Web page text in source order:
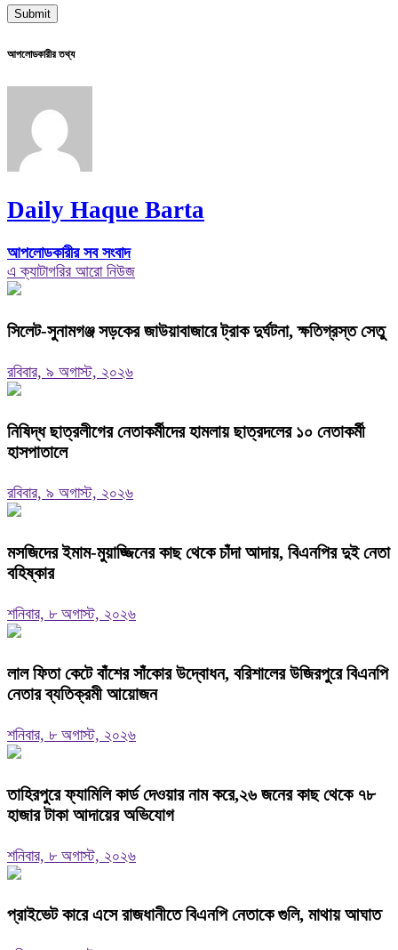
আপলোডকারীর তথ্য
Daily Haque Barta
আপলোডকারীর সব সংবাদ
এ ক্যাটাগরির আরো নিউজ
‎সিলেট-সুনামগঞ্জ সড়কের জাউয়াবাজারে ট্রাক দুর্ঘটনা, ক্ষতিগ্রস্ত সেতু
রবিবার, ৯ অগাস্ট, ২০২৬
নিষিদ্ধ ছাত্রলীগের নেতাকর্মীদের হামলায় ছাত্রদলের ১০ নেতাকর্মী
হাসপাতালে
রবিবার, ৯ অগাস্ট, ২০২৬
মসজিদের ইমাম-মুয়াজ্জিনের কাছ থেকে চাঁদা আদায়, বিএনপির দুই নেতা
বহিষ্কার
শনিবার, ৮ অগাস্ট, ২০২৬
‎লাল ফিতা কেটে বাঁশের সাঁকোর উদ্বোধন, বরিশালের উজিরপুরে বিএনপি
নেতার ব্যতিক্রমী আয়োজন
শনিবার, ৮ অগাস্ট, ২০২৬
তাহিরপুরে ফ্যামিলি কার্ড দেওয়ার নাম করে,২৬ জনের কাছ থেকে ৭৮
হাজার টাকা আদায়ের অভিযোগ
শনিবার, ৮ অগাস্ট, ২০২৬
প্রাইভেট কারে এসে রাজধানীতে বিএনপি নেতাকে গুলি, মাথায় আঘাত